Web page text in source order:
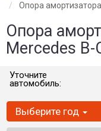
Опора
Опора
Mercedes B-
Уточните
автомобиль:
Выберите год